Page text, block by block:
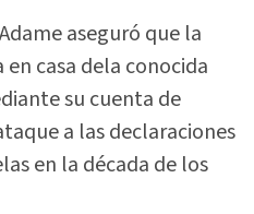
aseguró que la
casa dela conocida
su cuenta de
a las declaraciones
en la década de los